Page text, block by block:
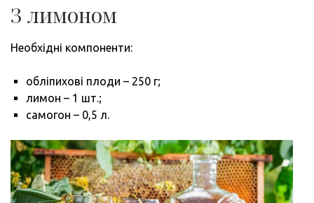
З лимоном
Необхідні компоненти:
обліпихові плоди – 250 г;
лимон – 1 шт.;
самогон – 0,5 л.